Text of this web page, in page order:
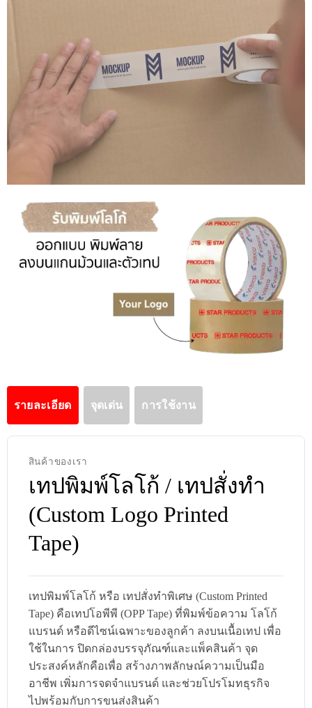
รายละเอียด จุดเด่น การใช้งาน
สินค้าของเรา
เทปพิมพ์โลโก้ / เทปสั่งทำ
(Custom Logo Printed
Tape)
เทปพิมพ์โลโก้ หรือ เทปสั่งทำพิเศษ (Custom Printed
Tape) คือเทปโอพีพี (OPP Tape) ที่พิมพ์ข้อความ โลโก้
แบรนด์ หรือดีไซน์เฉพาะของลูกค้า ลงบนเนื้อเทป เพื่อ
ใช้ในการ ปิดกล่องบรรจุภัณฑ์และแพ็คสินค้า จุด
ประสงค์หลักคือเพื่อ สร้างภาพลักษณ์ความเป็นมือ
อาชีพ เพิ่มการจดจำแบรนด์ และช่วยโปรโมทธุรกิจ
ไปพร้อมกับการขนส่งสินค้า